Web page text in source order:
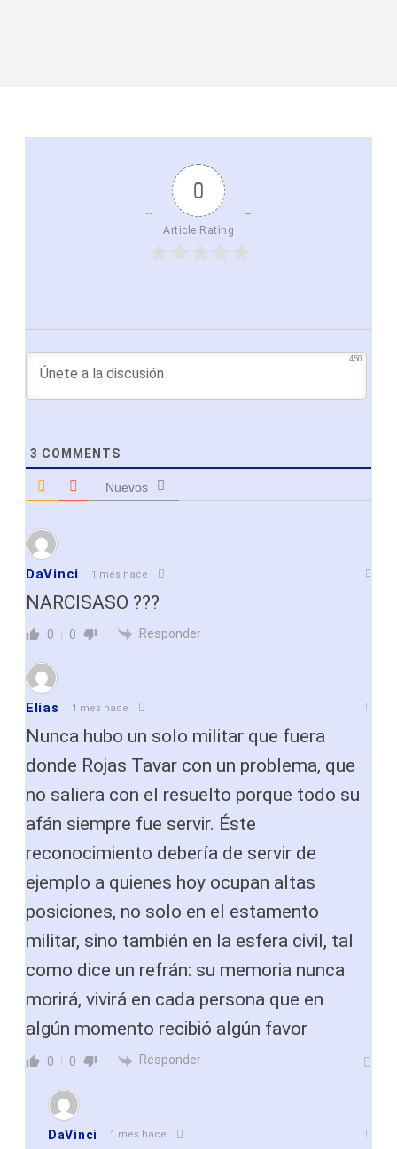
0
Article Rating
450
3 COMMENTS
Nuevos
DaVinci 1 mes hace
NARCISASO ???
0 0 Responder
Elías 1 mes hace
Nunca hubo un solo militar que fuera
donde Rojas Tavar con un problema, que
no saliera con el resuelto porque todo su
afán siempre fue servir. Éste
reconocimiento debería de servir de
ejemplo a quienes hoy ocupan altas
posiciones, no solo en el estamento
militar, sino también en la esfera civil, tal
como dice un refrán: su memoria nunca
morirá, vivirá en cada persona que en
algún momento recibió algún favor
0 0 Responder
DaVinci 1 mes hace